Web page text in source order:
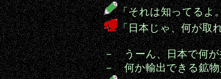
「それは知ってるよ
「日本じゃ、何が取
－ うーん、日本で何
－ 何か輸出できる鉱物